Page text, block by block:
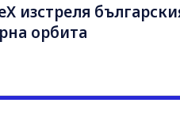
изстреля
орбита